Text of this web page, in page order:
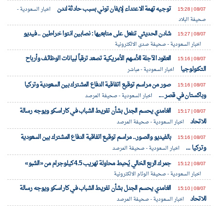
08/07 | 15:28
توجيه تهمة الاعتداء لإيفان توني بسبب حادثة لندن
اخبار السعودية -
صحيفة البلاد
08/07 | 15:27
شادن الحديثي تنفعل على متابعيها : نصابين انتوا خراطين .. فيديو
اخبار السعودية - صحيفة صدى الالكترونية
08/07 | 15:16
العقود الآجلة للأسهم الأمريكية تصعد ترقباً لبيانات الوظائف وأرباح
التكنولوجيا
اخبار السعودية - مباشر
08/07 | 15:16
صور من مراسم توقيع اتفاقية الدفاع المشترك بين السعودية وتركيا
وباكستان في قصر ...
اخبار السعودية - صحيفة المرصد
08/07 | 15:17
الغامدي يحسم الجدل بشأن تفريط الشباب في كاراسكو ويوجه رسالة
للاتحاد
اخبار السعودية - صحيفة المرصد
08/07 | 15:16
بالفيديو والصور.. مراسم توقيع اتفاقية الدفاع المشترك بين السعودية
وتركيا ...
اخبار السعودية - صحيفة المرصد
08/07 | 15:12
جمرك الربع الخالي يُحبط محاولة تهريب 4.5 كيلوجرام من «الشبو»
اخبار السعودية - صحيفة الوئام الالكترونية
08/07 | 15:10
الغامدي يحسم الجدل بشأن تفريط الشباب في كاراسكو ويوجه رسالة
للاتحاد
اخبار السعودية - صحيفة المرصد